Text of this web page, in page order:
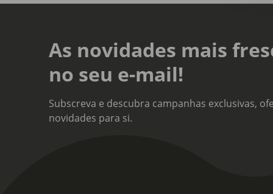
As novidades mais
no seu e-mail!
Subscreva e descubra campanhas exclusivas,
novidades para si.